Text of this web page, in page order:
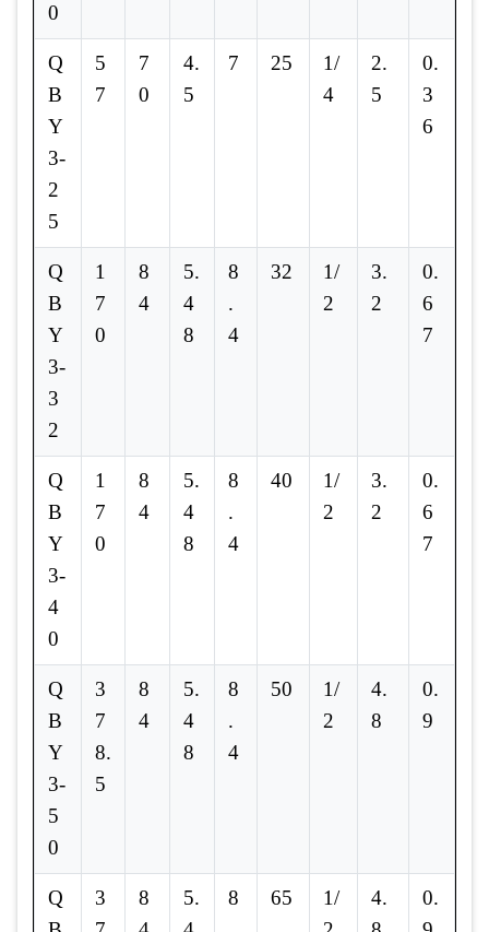
0
Q
B
Y
3-
2
5
5
7
7
0
4.
5
7 25
1/
4
2.
5
0.
3
6
Q
B
Y
3-
3
2
1
7
0
8
4
5.
4
8
8
.
4
32
1/
2
3.
2
0.
6
7
Q
B
Y
3-
4
0
1
7
0
8
4
5.
4
8
8
.
4
40
1/
2
3.
2
0.
6
7
Q
B
Y
3-
5
0
3
7
8.
5
8
4
5.
4
8
8
.
4
50
1/
2
4.
8
0.
9
Q
3
8
5.
8
65
1/
4.
0.